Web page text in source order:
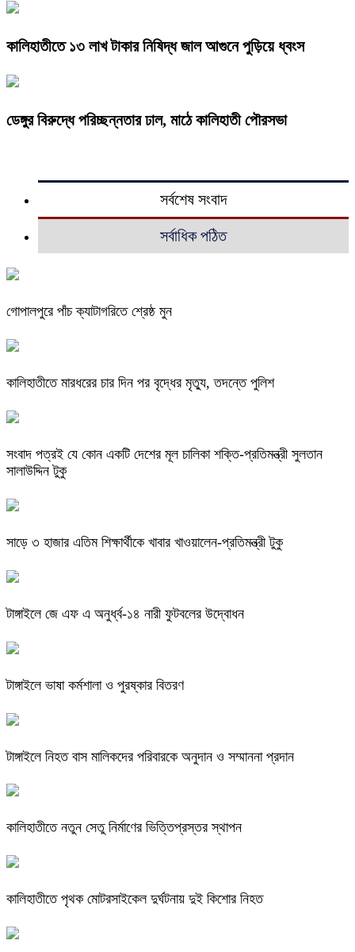
কালিহাতীতে ১৩ লাখ টাকার নিষিদ্ধ জাল আগুনে পুড়িয়ে ধ্বংস
ডেঙ্গুর বিরুদ্ধে পরিচ্ছন্নতার ঢাল, মাঠে কালিহাতী পৌরসভা
সর্বশেষ সংবাদ
সর্বাধিক পঠিত
গোপালপুরে পাঁচ ক্যাটাগরিতে শ্রেষ্ঠ মুন
কালিহাতীতে মারধরের চার দিন পর বৃদ্ধের মৃত্যু, তদন্তে পুলিশ
সংবাদ পত্রই যে কোন একটি দেশের মূল চালিকা শক্তি-প্রতিমন্ত্রী সুলতান
সালাউদ্দিন টুকু
সাড়ে ৩ হাজার এতিম শিক্ষার্থীকে খাবার খাওয়ালেন-প্রতিমন্ত্রী টুকু
টাঙ্গাইলে জে এফ এ অনুর্ধ্ব-১৪ নারী ফুটবলের উদ্বোধন
টাঙ্গাইলে ভাষা কর্মশালা ও পুরষ্কার বিতরণ
টাঙ্গাইলে নিহত বাস মালিকদের পরিবারকে অনুদান ও সম্মাননা প্রদান
কালিহাতীতে নতুন সেতু নির্মাণের ভিত্তিপ্রস্তর স্থাপন
কালিহাতীতে পৃথক মোটরসাইকেল দুর্ঘটনায় দুই কিশোর নিহত